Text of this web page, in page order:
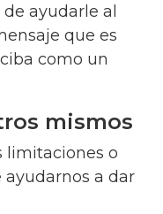
ayudarle al
que es
como un
mismos
limitaciones o
a dar